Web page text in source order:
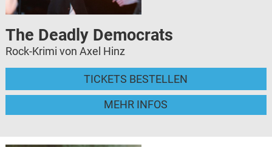
The Deadly Democrats
Rock-Krimi von Axel Hinz
TICKETS BESTELLEN
MEHR INFOS